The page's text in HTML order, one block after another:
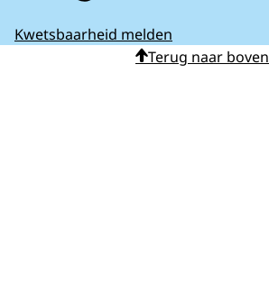
Kwetsbaarheid melden
Terug naar boven